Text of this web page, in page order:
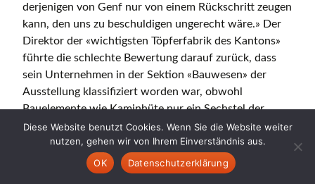
derjenigen von Genf nur von einem Rückschritt zeugen
kann, den uns zu beschuldigen ungerecht wäre.» Der
Direktor der «wichtigsten Töpferfabrik des Kantons»
führte die schlechte Bewertung darauf zurück, dass
sein Unternehmen in der Sektion «Bauwesen» der
Ausstellung klassifiziert worden war, obwohl
Bauelemente wie Kaminhüte nur ein Sechstel der
ausgestellten Waren ausmachten. Folglich waren seine
Produkte von Ingenieuren beurteilt worden, die nicht
unbedingt die geeignetste Jury darstellten. Lévy-
Schwob lehnte die Medaille ab und zitierte aus den
Diese Website benutzt Cookies. Wenn Sie die Website weiter
nutzen, gehen wir von Ihrem Einverständnis aus.
OK
Datenschutzerklärung